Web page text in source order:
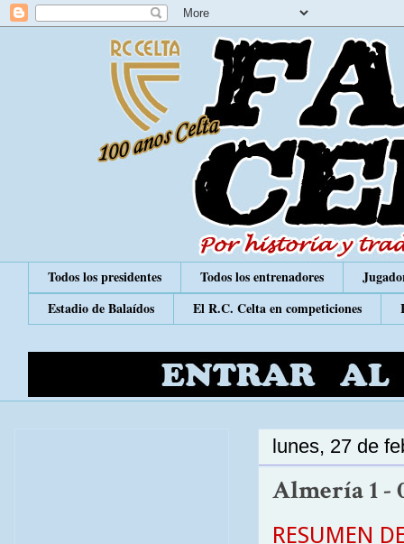
Todos los presidentes Todos los entrenadores
Estadio de Balaídos
El R.C. Celta en competiciones
lunes, 27 de
Almería 1 -
RESUMEN